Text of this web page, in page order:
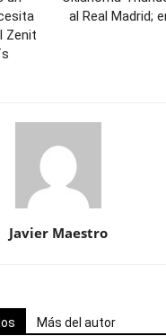
Zenit
al Real Madrid;
Javier Maestro
Más del autor